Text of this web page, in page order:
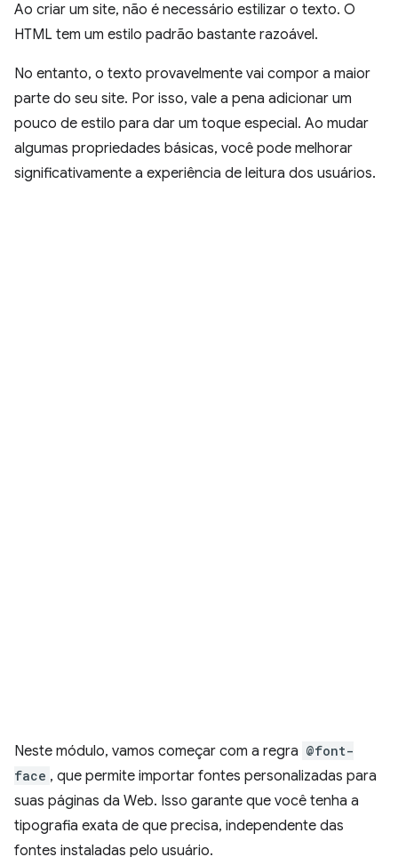
Ao criar um site, não é necessário estilizar o texto. O
HTML tem um estilo padrão bastante razoável.
No entanto, o texto provavelmente vai compor a maior
parte do seu site. Por isso, vale a pena adicionar um
pouco de estilo para dar um toque especial. Ao mudar
algumas propriedades básicas, você pode melhorar
significativamente a experiência de leitura dos usuários.
Neste módulo, vamos começar com a regra @font-
face , que permite importar fontes personalizadas para
suas páginas da Web. Isso garante que você tenha a
tipografia exata de que precisa, independente das
fontes instaladas pelo usuário.